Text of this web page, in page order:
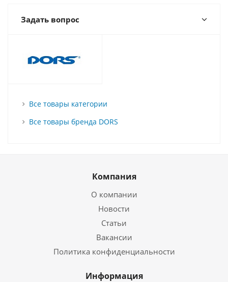
Задать вопрос
Все товары категории
Все товары бренда DORS
Компания
О компании
Новости
Статьи
Вакансии
Политика конфиденциальности
Информация